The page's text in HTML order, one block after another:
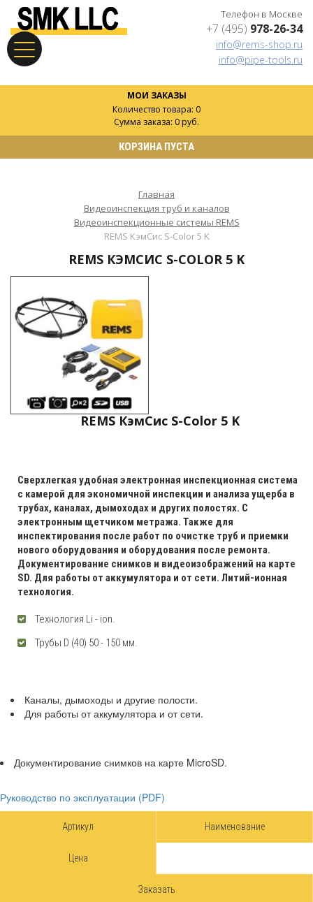
Телефон в Москве
+7 (495) 978-26-34
info@rems-shop.ru
info@pipe-tools.ru
МОИ ЗАКАЗЫ
Количество товара: 0
Сумма заказа: 0 руб.
КОРЗИНА ПУСТА
Главная
Видеоинспекция труб и каналов
Видеоинспекционные системы REMS
REMS КэмСис S-Color 5 K
REMS КЭМСИС S-COLOR 5 K
REMS КэмСис S-Color 5 K
Сверхлегкая удобная электронная инспекционная система
с камерой для экономичной инспекции и анализа ущерба в
трубах, каналах, дымоходах и других полостях. С
электронным щетчиком метража. Также для
инспектирования после работ по очистке труб и приемки
нового оборудования и оборудования после ремонта.
Документирование снимков и видеоизображений на карте
SD. Для работы от аккумулятора и от сети. Литий-ионная
технология.
Технология Li - ion.
Трубы D (40) 50 - 150 мм.
Каналы, дымоходы и другие полости.
Для работы от аккумулятора и от сети.
Документирование снимков на карте MicroSD.
Руководство по эксплуатации (PDF)
Артикул Наименование
Цена
Заказать